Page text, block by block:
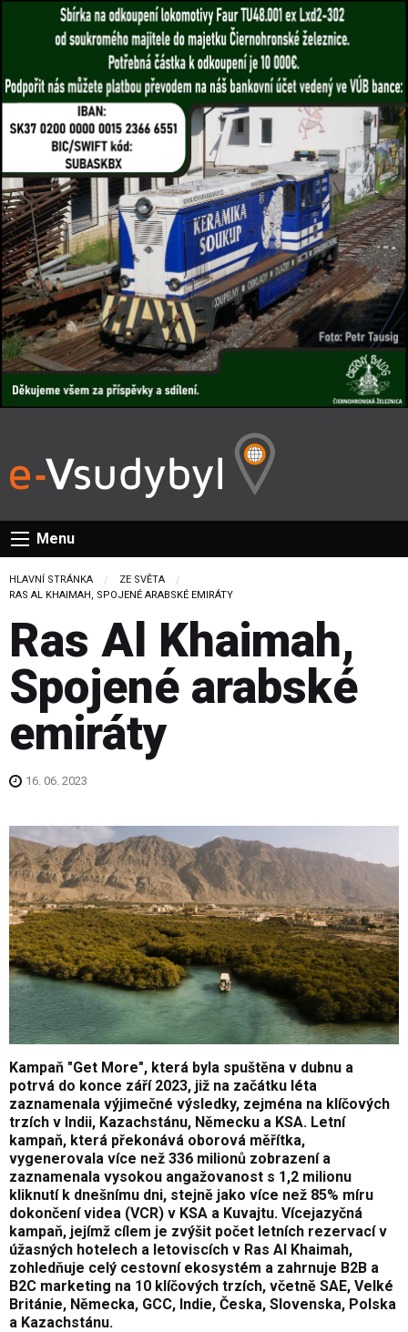
Menu
HLAVNÍ STRÁNKA
ZE SVĚTA
CURRENT:
RAS AL KHAIMAH, SPOJENÉ ARABSKÉ EMIRÁTY
Ras Al Khaimah,
Spojené arabské
emiráty
16. 06. 2023
Kampaň "Get More", která byla spuštěna v dubnu a
potrvá do konce září 2023, již na začátku léta
zaznamenala výjimečné výsledky, zejména na klíčových
trzích v Indii, Kazachstánu, Německu a KSA. Letní
kampaň, která překonává oborová měřítka,
vygenerovala více než 336 milionů zobrazení a
zaznamenala vysokou angažovanost s 1,2 milionu
kliknutí k dnešnímu dni, stejně jako více než 85% míru
dokončení videa (VCR) v KSA a Kuvajtu. Vícejazyčná
kampaň, jejímž cílem je zvýšit počet letních rezervací v
úžasných hotelech a letoviscích v Ras Al Khaimah,
zohledňuje celý cestovní ekosystém a zahrnuje B2B a
B2C marketing na 10 klíčových trzích, včetně SAE, Velké
Británie, Německa, GCC, Indie, Česka, Slovenska, Polska
a Kazachstánu.